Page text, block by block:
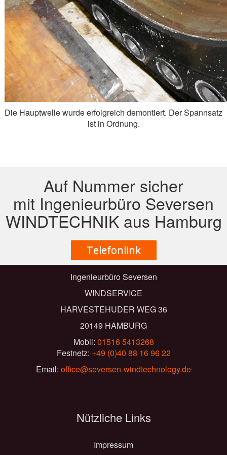
Die Hauptwelle wurde erfolgreich demontiert. Der Spannsatz
ist in Ordnung.
Auf Nummer sicher
mit Ingenieurbüro Seversen
WINDTECHNIK aus Hamburg
Telefonlink
Ingenieurbüro Seversen
WINDSERVICE
HARVESTEHUDER WEG 36​
20149 HAMBURG
Mobil: 01516 5413268
Festnetz: +49 (0)40 88 16 96 22
Email: office@seversen-windtechnology.de
Nützliche Links
Impressum